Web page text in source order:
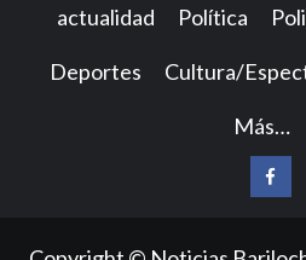
actualidad Política
Deportes Cultura/
Más…